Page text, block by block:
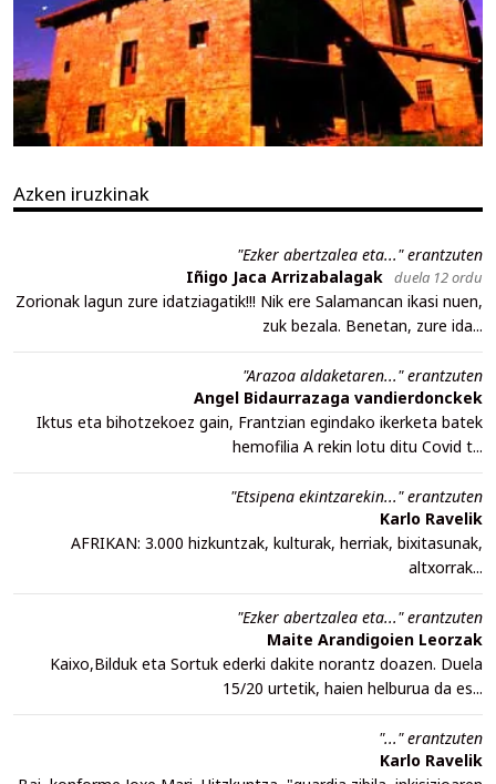
Azken iruzkinak
"Ezker abertzalea eta..." erantzuten
Iñigo Jaca Arrizabalagak duela 12 ordu
Zorionak lagun zure idatziagatik!!! Nik ere Salamancan ikasi nuen,
zuk bezala. Benetan, zure ida...
"Arazoa aldaketaren..." erantzuten
Angel Bidaurrazaga vandierdonckek
Iktus eta bihotzekoez gain, Frantzian egindako ikerketa batek
hemofilia A rekin lotu ditu Covid t...
"Etsipena ekintzarekin..." erantzuten
Karlo Ravelik
AFRIKAN: 3.000 hizkuntzak, kulturak, herriak, bixitasunak,
altxorrak...
"Ezker abertzalea eta..." erantzuten
Maite Arandigoien Leorzak
Kaixo,Bilduk eta Sortuk ederki dakite norantz doazen. Duela
15/20 urtetik, haien helburua da es...
"..." erantzuten
Karlo Ravelik